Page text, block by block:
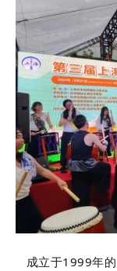
成立于1999年